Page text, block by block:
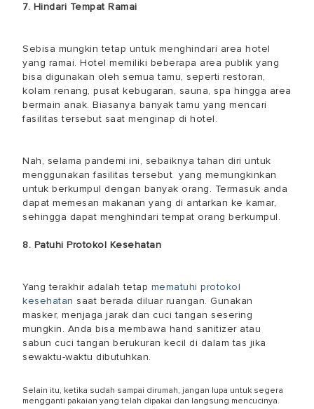
7. Hindari Tempat Ramai
Sebisa mungkin tetap untuk menghindari area hotel
yang ramai. Hotel memiliki beberapa area publik yang
bisa digunakan oleh semua tamu, seperti restoran,
kolam renang, pusat kebugaran, sauna, spa hingga area
bermain anak. Biasanya banyak tamu yang mencari
fasilitas tersebut saat menginap di hotel.
Nah, selama pandemi ini, sebaiknya tahan diri untuk
menggunakan fasilitas tersebut yang memungkinkan
untuk berkumpul dengan banyak orang. Termasuk anda
dapat memesan makanan yang di antarkan ke kamar,
sehingga dapat menghindari tempat orang berkumpul.
8. Patuhi Protokol Kesehatan
Yang terakhir adalah tetap mematuhi protokol
kesehatan saat berada diluar ruangan. Gunakan
masker, menjaga jarak dan cuci tangan sesering
mungkin. Anda bisa membawa hand sanitizer atau
sabun cuci tangan berukuran kecil di dalam tas jika
sewaktu-waktu dibutuhkan.
Selain itu, ketika sudah sampai dirumah, jangan lupa untuk segera
mengganti pakaian yang telah dipakai dan langsung mencucinya.